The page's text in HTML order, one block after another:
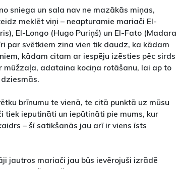
sniega un sala nav ne mazākās miņas,
meklēt viņi – neapturamie mariači El-
El-Longo (Hugo Puriņš) un El-Fato (Madara
par svētkiem zina vien tik daudz, ka kādam
kādam citam ar iespēju izēsties pēc sirds
mūžzaļa, adataina kociņa rotāšanu, lai ap to
brīnumu te vienā, te citā punktā uz mūsu
tiek ieputināti un iepūtināti pie mums, kur
– šī satikšanās jau arī ir viens īsts
jautros mariači jau būs ievērojuši izrādē